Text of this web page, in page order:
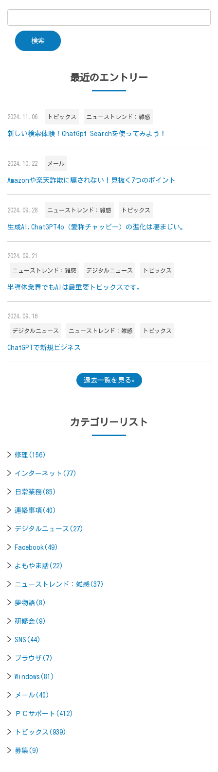
最近のエントリー
2024.11.06 トピックス ニューストレンド：雑感
新しい検索体験！ChatGpt Searchを使ってみよう！
2024.10.22 メール
Amazonや楽天詐欺に騙されない！見抜く7つのポイント
2024.09.28 ニューストレンド：雑感 トピックス
生成AI,ChatGPT4o（愛称チャッピー）の進化は凄まじい。
2024.09.21
ニューストレンド：雑感 デジタルニュース トピックス
半導体業界でもAIは最重要トピックスです。
2024.09.16
デジタルニュース ニューストレンド：雑感 トピックス
ChatGPTで新規ビジネス
過去一覧を見る
カテゴリーリスト
修理(156)
インターネット(77)
日常業務(85)
連絡事項(40)
デジタルニュース(27)
Facebook(49)
よもやま話(22)
ニューストレンド：雑感(37)
夢物語(8)
研修会(9)
SNS(44)
ブラウザ(7)
Windows(81)
メール(40)
ＰＣサポート(412)
トピックス(939)
募集(9)